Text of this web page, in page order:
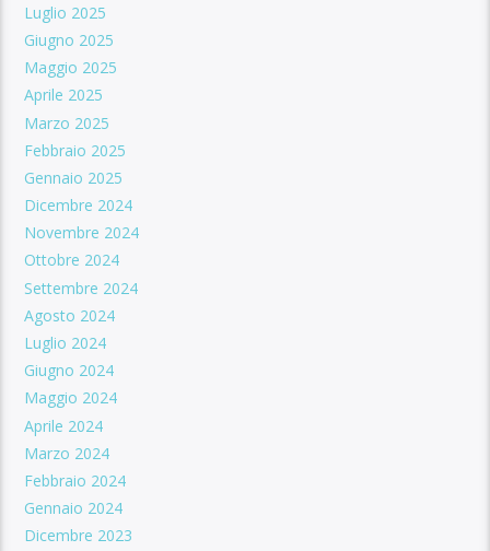
Luglio 2025
Giugno 2025
Maggio 2025
Aprile 2025
Marzo 2025
Febbraio 2025
Gennaio 2025
Dicembre 2024
Novembre 2024
Ottobre 2024
Settembre 2024
Agosto 2024
Luglio 2024
Giugno 2024
Maggio 2024
Aprile 2024
Marzo 2024
Febbraio 2024
Gennaio 2024
Dicembre 2023